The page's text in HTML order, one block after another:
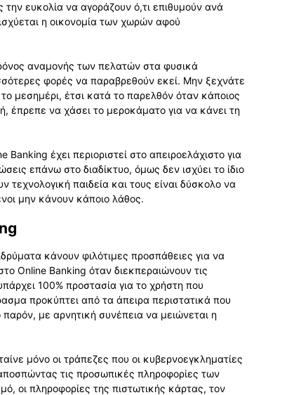
ευκολία να αγοράζουν ό,τι επιθυμούν ανά
η οικονομία των χωρών αφού
αναμονής των πελατών στα φυσικά
φορές να παραβρεθούν εκεί. Μην ξεχνάτε
μεσημέρι, έτσι κατά το παρελθόν όταν κάποιος
έπρεπε να χάσει το μεροκάματο για να κάνει τη
έχει περιοριστεί στο απειροελάχιστο για
επάνω στο διαδίκτυο, όμως δεν ισχύει το ίδιο
παιδεία και τους είναι δύσκολο να
μην κάνουν κάποιο λάθος.
κάνουν φιλότιμες προσπάθειες για να
Online Banking όταν διεκπεραιώνουν τις
100% προστασία για το χρήστη που
προκύπτει από τα άπειρα περιστατικά που
με αρνητική συνέπεια να μειώνεται η
μόνο οι τράπεζες που οι κυβερνοεγκληματίες
τις προσωπικές πληροφορίες των
οι πληροφορίες της πιστωτικής κάρτας, τον